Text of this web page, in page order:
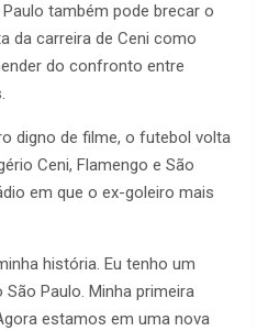
também pode brecar o
da carreira de Ceni como
do confronto entre
digno de filme, o futebol volta
Ceni, Flamengo e São
em que o ex-goleiro mais
história. Eu tenho um
Paulo. Minha primeira
estamos em uma nova